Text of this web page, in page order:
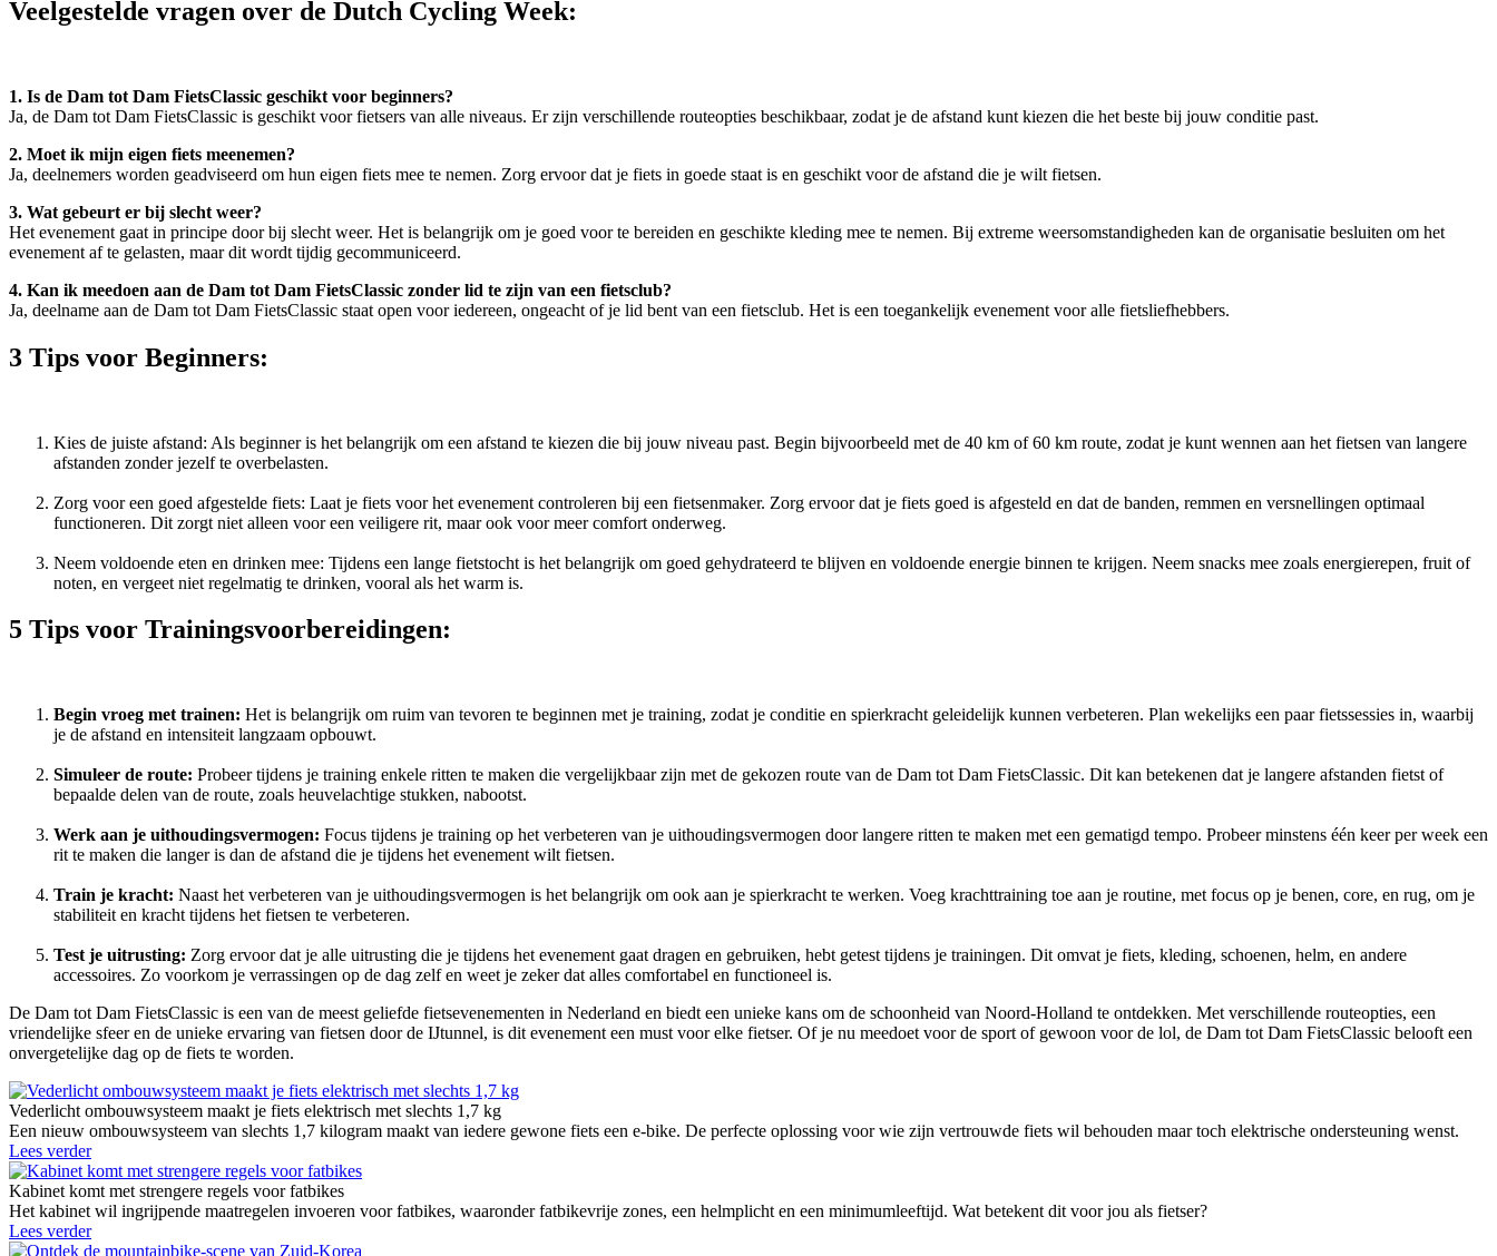
Veelgestelde vragen over de Dutch Cycling Week:
1. Is de Dam tot Dam FietsClassic geschikt voor beginners?
Ja, de Dam tot Dam FietsClassic is geschikt voor fietsers van alle niveaus. Er zijn verschillende routeopties beschikbaar, zodat je de afstand kunt kiezen die het beste bij jouw conditie past.
2. Moet ik mijn eigen fiets meenemen?
Ja, deelnemers worden geadviseerd om hun eigen fiets mee te nemen. Zorg ervoor dat je fiets in goede staat is en geschikt voor de afstand die je wilt fietsen.
3. Wat gebeurt er bij slecht weer?
Het evenement gaat in principe door bij slecht weer. Het is belangrijk om je goed voor te bereiden en geschikte kleding mee te nemen. Bij extreme weersomstandigheden kan de organisatie besluiten om het
evenement af te gelasten, maar dit wordt tijdig gecommuniceerd.
4. Kan ik meedoen aan de Dam tot Dam FietsClassic zonder lid te zijn van een fietsclub?
Ja, deelname aan de Dam tot Dam FietsClassic staat open voor iedereen, ongeacht of je lid bent van een fietsclub. Het is een toegankelijk evenement voor alle fietsliefhebbers.
3 Tips voor Beginners:
Kies de juiste afstand: Als beginner is het belangrijk om een afstand te kiezen die bij jouw niveau past. Begin bijvoorbeeld met de 40 km of 60 km route, zodat je kunt wennen aan het fietsen van langere
afstanden zonder jezelf te overbelasten.
Zorg voor een goed afgestelde fiets: Laat je fiets voor het evenement controleren bij een fietsenmaker. Zorg ervoor dat je fiets goed is afgesteld en dat de banden, remmen en versnellingen optimaal
functioneren. Dit zorgt niet alleen voor een veiligere rit, maar ook voor meer comfort onderweg.
Neem voldoende eten en drinken mee: Tijdens een lange fietstocht is het belangrijk om goed gehydrateerd te blijven en voldoende energie binnen te krijgen. Neem snacks mee zoals energierepen, fruit of
noten, en vergeet niet regelmatig te drinken, vooral als het warm is.
5 Tips voor Trainingsvoorbereidingen:
Begin vroeg met trainen: Het is belangrijk om ruim van tevoren te beginnen met je training, zodat je conditie en spierkracht geleidelijk kunnen verbeteren. Plan wekelijks een paar fietssessies in, waarbij
je de afstand en intensiteit langzaam opbouwt.
Simuleer de route: Probeer tijdens je training enkele ritten te maken die vergelijkbaar zijn met de gekozen route van de Dam tot Dam FietsClassic. Dit kan betekenen dat je langere afstanden fietst of
bepaalde delen van de route, zoals heuvelachtige stukken, nabootst.
Werk aan je uithoudingsvermogen: Focus tijdens je training op het verbeteren van je uithoudingsvermogen door langere ritten te maken met een gematigd tempo. Probeer minstens één keer per week een
rit te maken die langer is dan de afstand die je tijdens het evenement wilt fietsen.
Train je kracht: Naast het verbeteren van je uithoudingsvermogen is het belangrijk om ook aan je spierkracht te werken. Voeg krachttraining toe aan je routine, met focus op je benen, core, en rug, om je
stabiliteit en kracht tijdens het fietsen te verbeteren.
Test je uitrusting: Zorg ervoor dat je alle uitrusting die je tijdens het evenement gaat dragen en gebruiken, hebt getest tijdens je trainingen. Dit omvat je fiets, kleding, schoenen, helm, en andere
accessoires. Zo voorkom je verrassingen op de dag zelf en weet je zeker dat alles comfortabel en functioneel is.
De Dam tot Dam FietsClassic is een van de meest geliefde fietsevenementen in Nederland en biedt een unieke kans om de schoonheid van Noord-Holland te ontdekken. Met verschillende routeopties, een
vriendelijke sfeer en de unieke ervaring van fietsen door de IJtunnel, is dit evenement een must voor elke fietser. Of je nu meedoet voor de sport of gewoon voor de lol, de Dam tot Dam FietsClassic belooft een
onvergetelijke dag op de fiets te worden.
Vederlicht ombouwsysteem maakt je fiets elektrisch met slechts 1,7 kg
Een nieuw ombouwsysteem van slechts 1,7 kilogram maakt van iedere gewone fiets een e-bike. De perfecte oplossing voor wie zijn vertrouwde fiets wil behouden maar toch elektrische ondersteuning wenst.
Lees verder
Kabinet komt met strengere regels voor fatbikes
Het kabinet wil ingrijpende maatregelen invoeren voor fatbikes, waaronder fatbikevrije zones, een helmplicht en een minimumleeftijd. Wat betekent dit voor jou als fietser?
Lees verder